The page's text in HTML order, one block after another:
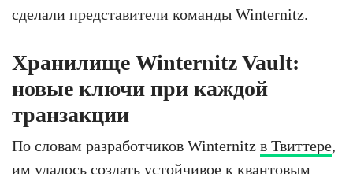
сделали представители команды Winternitz.
Хранилище Winternitz Vault:
новые ключи при каждой
транзакции
По словам разработчиков Winternitz в Твиттере,
им удалось создать устойчивое к квантовым